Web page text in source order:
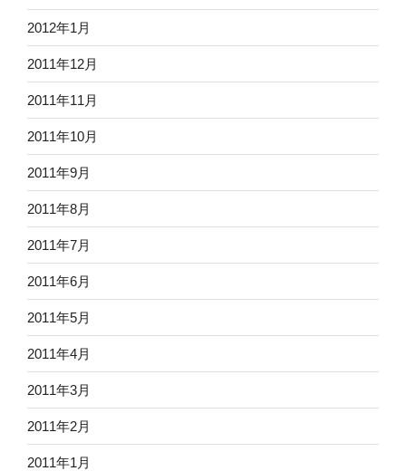
2012年1月
2011年12月
2011年11月
2011年10月
2011年9月
2011年8月
2011年7月
2011年6月
2011年5月
2011年4月
2011年3月
2011年2月
2011年1月